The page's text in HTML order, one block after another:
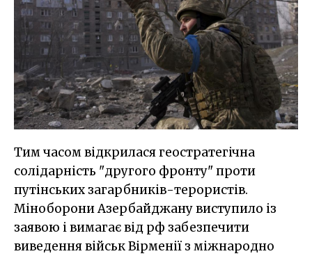
Тим часом відкрилася геостратегічна
солідарність "другого фронту" проти
путінських загарбників-терористів.
Міноборони Азербайджану виступило із
заявою і вимагає від рф забезпечити
виведення військ Вірменії з міжнародно